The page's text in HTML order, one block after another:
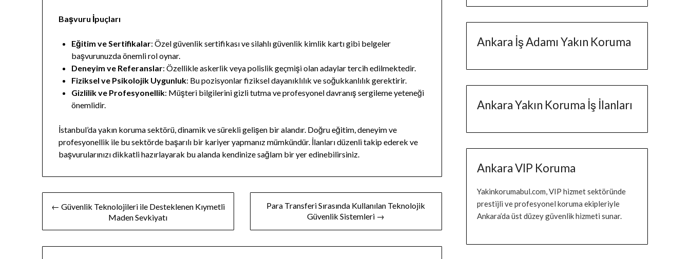
Başvuru İpuçları
Eğitim ve Sertifikalar: Özel güvenlik sertifikası ve silahlı güvenlik kimlik kartı gibi belgeler
başvurunuzda önemli rol oynar.
Deneyim ve Referanslar: Özellikle askerlik veya polislik geçmişi olan adaylar tercih edilmektedir.
Fiziksel ve Psikolojik Uygunluk: Bu pozisyonlar fiziksel dayanıklılık ve soğukkanlılık gerektirir.
Gizlilik ve Profesyonellik: Müşteri bilgilerini gizli tutma ve profesyonel davranış sergileme yeteneği
önemlidir.
İstanbul’da yakın koruma sektörü, dinamik ve sürekli gelişen bir alandır. Doğru eğitim, deneyim ve
profesyonellik ile bu sektörde başarılı bir kariyer yapmanız mümkündür. İlanları düzenli takip ederek ve
başvurularınızı dikkatli hazırlayarak bu alanda kendinize sağlam bir yer edinebilirsiniz.
Yazı
← Güvenlik Teknolojileri ile Desteklenen Kıymetli
Maden Sevkiyatı
Para Transferi Sırasında Kullanılan Teknolojik
Güvenlik Sistemleri →
Ankara İş Adamı Yakın Koruma
Ankara Yakın Koruma İş İlanları
Ankara VIP Koruma
Yakinkorumabul.com, VIP hizmet sektöründe
prestijli ve profesyonel koruma ekipleriyle
Ankara’da üst düzey güvenlik hizmeti sunar.